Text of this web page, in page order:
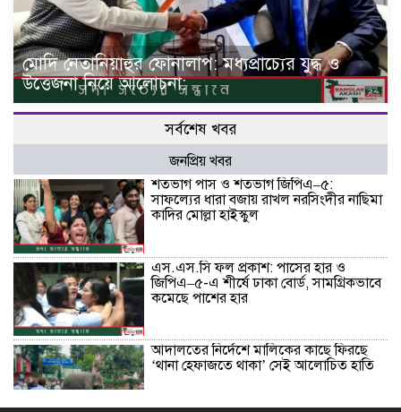
মোদি নেতানিয়াহুর ফোনালাপ: মধ্যপ্রাচ্যের যুদ্ধ ও
উত্তেজনা নিয়ে আলোচনা:
সর্বশেষ খবর
জনপ্রিয় খবর
শতভাগ পাস ও শতভাগ জিপিএ–৫:
সাফল্যের ধারা বজায় রাখল নরসিংদীর নাছিমা
কাদির মোল্লা হাইস্কুল
এস.এস.সি ফল প্রকাশ: পাসের হার ও
জিপিএ–৫-এ শীর্ষে ঢাকা বোর্ড, সামগ্রিকভাবে
কমেছে পাশের হার
আদালতের নির্দেশে মালিকের কাছে ফিরছে
‘থানা হেফাজতে থাকা’ সেই আলোচিত হাতি